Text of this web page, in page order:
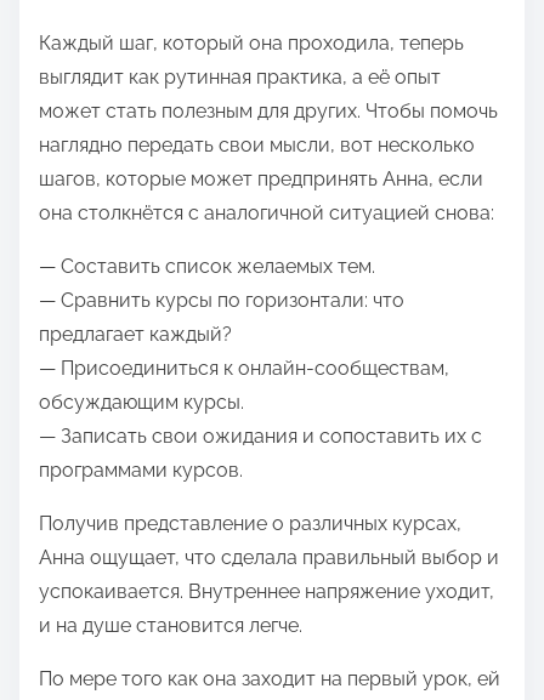
Каждый шаг, который она проходила, теперь
выглядит как рутинная практика, а её опыт
может стать полезным для других. Чтобы помочь
наглядно передать свои мысли, вот несколько
шагов, которые может предпринять Анна, если
она столкнётся с аналогичной ситуацией снова:
— Составить список желаемых тем.
— Сравнить курсы по горизонтали: что
предлагает каждый?
— Присоединиться к онлайн-сообществам,
обсуждающим курсы.
— Записать свои ожидания и сопоставить их с
программами курсов.
Получив представление о различных курсах,
Анна ощущает, что сделала правильный выбор и
успокаивается. Внутреннее напряжение уходит,
и на душе становится легче.
По мере того как она заходит на первый урок, ей